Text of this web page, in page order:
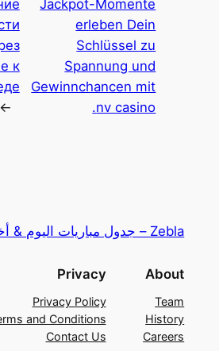
Jackpot-Momente
erleben Dein
Schlüssel zu
Spannung und
Gewinnchancen mit
nv casino.
к
→
Zebla – جدول مباريات اليوم & أخبار الرياضة
About
Team
History
Careers
Privacy
Privacy Policy
and Conditions
Contact Us